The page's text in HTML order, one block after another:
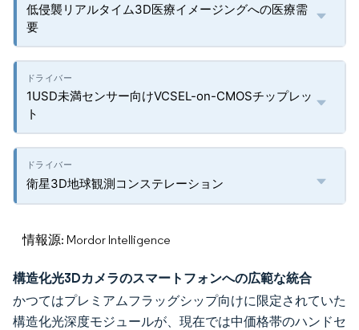
低侵襲リアルタイム3D医療イメージングへの医療需
要
1USD未満センサー向けVCSEL-on-CMOSチップレッ
ト
衛星3D地球観測コンステレーション
情報源: Mordor Intelligence
構造化光3Dカメラのスマートフォンへの広範な統合
かつてはプレミアムフラッグシップ向けに限定されていた
構造化光深度モジュールが、現在では中価格帯のハンドセ